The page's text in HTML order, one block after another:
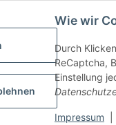
Wie wir
Durch
ReCaptcha,
Einstellung
Impressum